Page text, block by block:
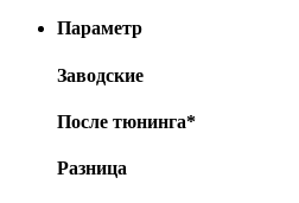
Параметр
Заводские
После тюнинга*
Разница